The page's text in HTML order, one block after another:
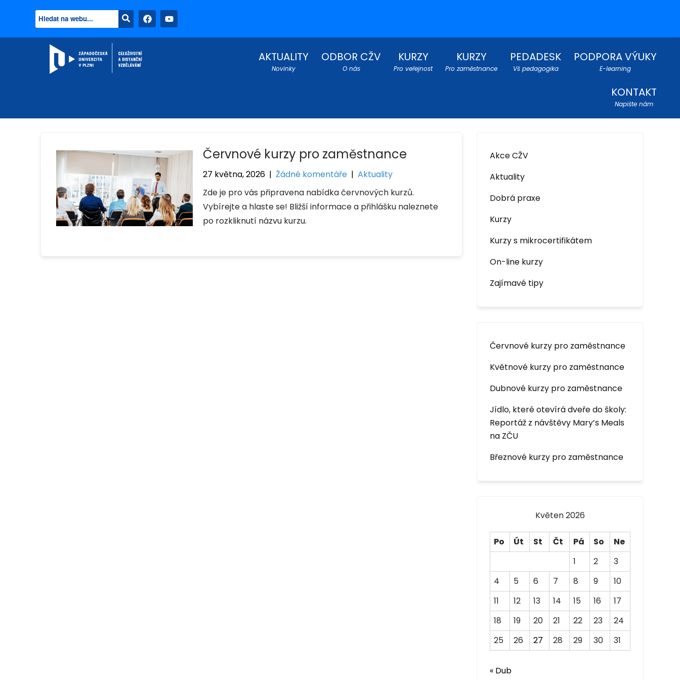
AKTUALITY
Novinky
ODBOR CŽV
O nás
KURZY
Pro veřejnost
KURZY
Pro zaměstnance
PEDADESK
Vš pedagogika
PODPORA VÝUKY
E-learning
KONTAKT
Napište nám
Červnové kurzy pro zaměstnance
27 května, 2026 |Žádné komentáře |Aktuality
Zde je pro vás připravena nabídka červnových kurzů.
Vybírejte a hlaste se! Bližší informace a přihlášku naleznete
po rozkliknutí názvu kurzu.
Akce CŽV
Aktuality
Dobrá praxe
Kurzy
Kurzy s mikrocertifikátem
On-line kurzy
Zajímavé tipy
Červnové kurzy pro zaměstnance
Květnové kurzy pro zaměstnance
Dubnové kurzy pro zaměstnance
Jídlo, které otevírá dveře do školy:
Reportáž z návštěvy Mary’s Meals
na ZČU
Březnové kurzy pro zaměstnance
Květen 2026
Po Út St Čt Pá So
Ne
1
2
3
4
5 6 7 8 9
10
11
12 13 14 15 16
17
18
19 20 21 22 23
24
25
26 27 28 29 30 31
« Dub